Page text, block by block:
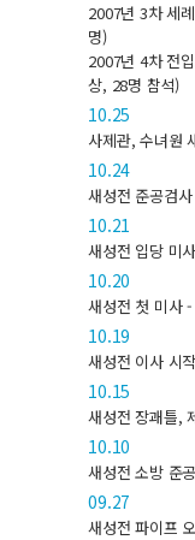
2007년 3차 세
명)
2007년 4차 전
상, 28명 참석)
10.25
사제관, 수녀원
10.24
새성전 준공검
10.21
새성전 입당 미
10.20
새성전 첫 미사
10.19
새성전 이사 시
10.15
새성전 장괘틀,
10.10
새성전 소방 준
09.27
새성전 파이프